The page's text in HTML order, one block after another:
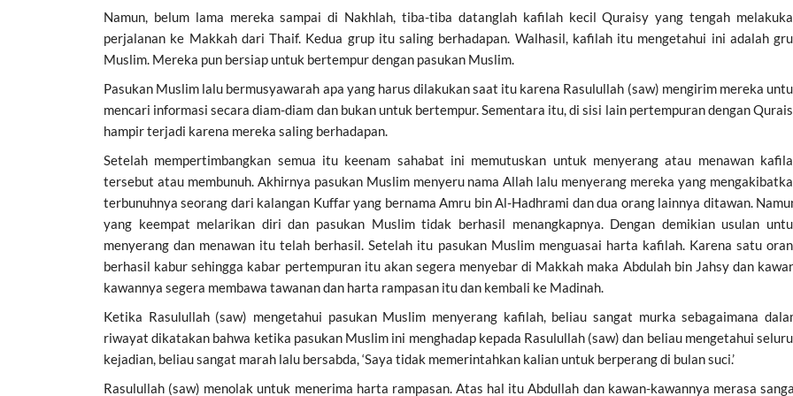
Namun, belum lama mereka sampai di Nakhlah, tiba-tiba datanglah kafilah kecil Quraisy yang tengah
perjalanan ke Makkah dari Thaif. Kedua grup itu saling berhadapan. Walhasil, kafilah itu mengetahui ini adalah
Muslim. Mereka pun bersiap untuk bertempur dengan pasukan Muslim.
Pasukan Muslim lalu bermusyawarah apa yang harus dilakukan saat itu karena Rasulullah (saw) mengirim mereka
mencari informasi secara diam-diam dan bukan untuk bertempur. Sementara itu, di sisi lain pertempuran dengan
hampir terjadi karena mereka saling berhadapan.
Setelah mempertimbangkan semua itu keenam sahabat ini memutuskan untuk menyerang atau menawan
tersebut atau membunuh. Akhirnya pasukan Muslim menyeru nama Allah lalu menyerang mereka yang
terbunuhnya seorang dari kalangan Kuffar yang bernama Amru bin Al-Hadhrami dan dua orang lainnya ditawan.
yang keempat melarikan diri dan pasukan Muslim tidak berhasil menangkapnya. Dengan demikian usulan
menyerang dan menawan itu telah berhasil. Setelah itu pasukan Muslim menguasai harta kafilah. Karena satu
berhasil kabur sehingga kabar pertempuran itu akan segera menyebar di Makkah maka Abdulah bin Jahsy dan
kawannya segera membawa tawanan dan harta rampasan itu dan kembali ke Madinah.
Ketika Rasulullah (saw) mengetahui pasukan Muslim menyerang kafilah, beliau sangat murka sebagaimana
riwayat dikatakan bahwa ketika pasukan Muslim ini menghadap kepada Rasulullah (saw) dan beliau mengetahui
kejadian, beliau sangat marah lalu bersabda, ‘Saya tidak memerintahkan kalian untuk berperang di bulan suci.’
Rasulullah (saw) menolak untuk menerima harta rampasan. Atas hal itu Abdullah dan kawan-kawannya merasa